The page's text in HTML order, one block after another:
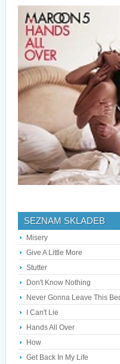
SEZNAM SKLADEB
Misery
Give A Little More
Stutter
Don't Know Nothing
Never Gonna Leave This
I Can't Lie
Hands All Over
How
Get Back In My Life